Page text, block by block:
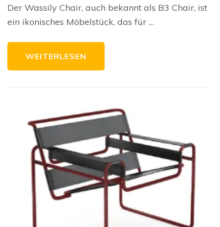
Der Wassily Chair, auch bekannt als B3 Chair, ist
ein ikonisches Möbelstück, das für …
WEITERLESEN